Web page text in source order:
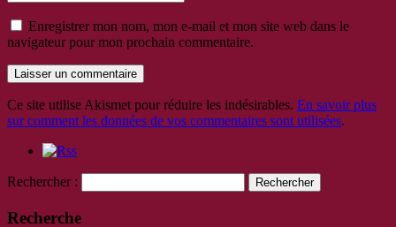
Enregistrer mon nom, mon e-mail et mon site web dans le
navigateur pour mon prochain commentaire.
Ce site utilise Akismet pour réduire les indésirables. En savoir plus
sur comment les données de vos commentaires sont utilisées.
Rechercher :
Recherche